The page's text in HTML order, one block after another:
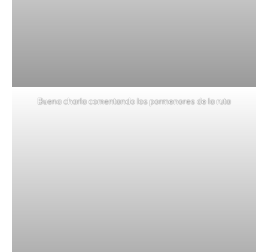
Buena charla comentando los pormenores de la ruta